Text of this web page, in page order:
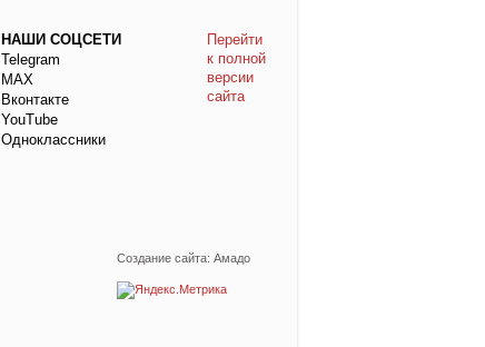
НАШИ СОЦСЕТИ
Telegram
МАХ
Вконтакте
YouTube
Одноклассники
Перейти
к полной
версии
сайта
Создание сайта: Амадо